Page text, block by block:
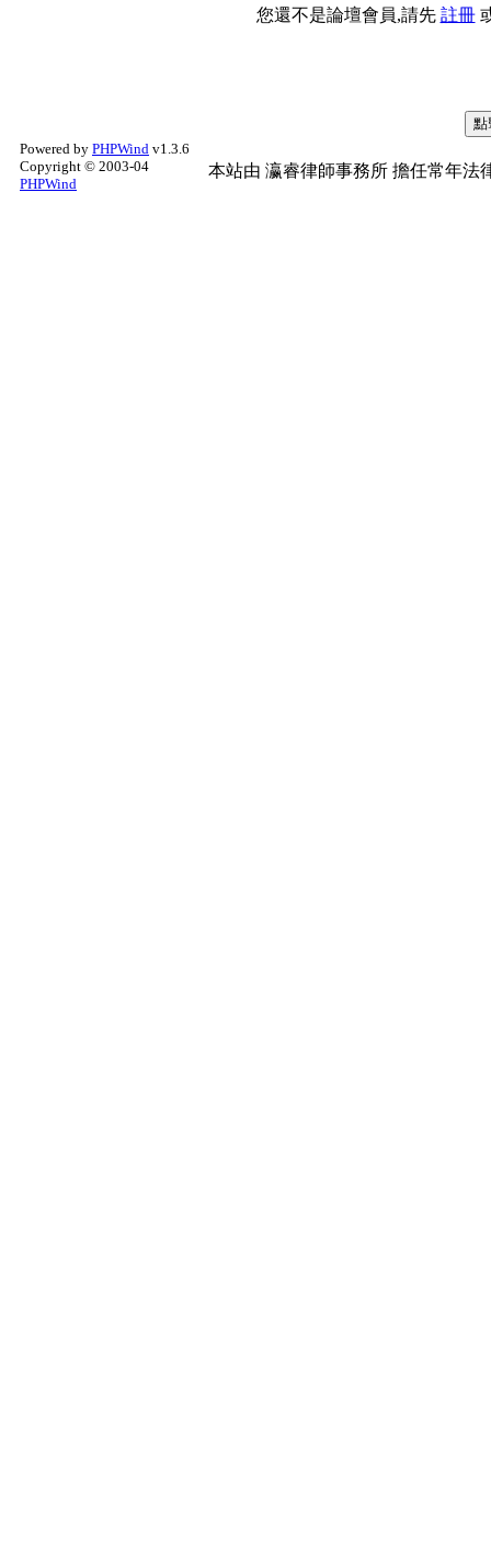
您還不是論壇會員,請先 註冊
Powered by PHPWind v1.3.6
Copyright © 2003-04
PHPWind
本站由 瀛睿律師事務所 擔任常年法